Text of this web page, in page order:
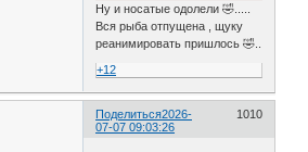
Ну и носатые одолели 🤣.....
Вся рыба отпущена , щуку
реанимировать пришлось 🤣..
+12
Поделиться 1010
2026-
07-07 09:03:26